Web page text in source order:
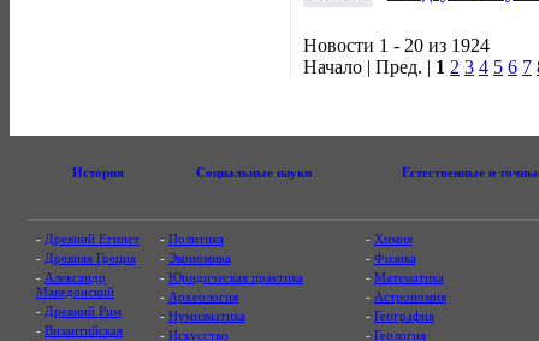
Новости 1 - 20 из 1924
Начало | Пред. | 1 2 3 4 5 6 7
История Социальные науки Естественные и
- Древний Египет
- Древняя Греция
- Александр
Македонский
- Древний Рим
- Византийская
- Политика
- Экономика
- Юридическая практика
- Археология
- Нумизматика
- Искусство
- Химия
- Физика
- Математика
- Астрономия
- География
- Геология